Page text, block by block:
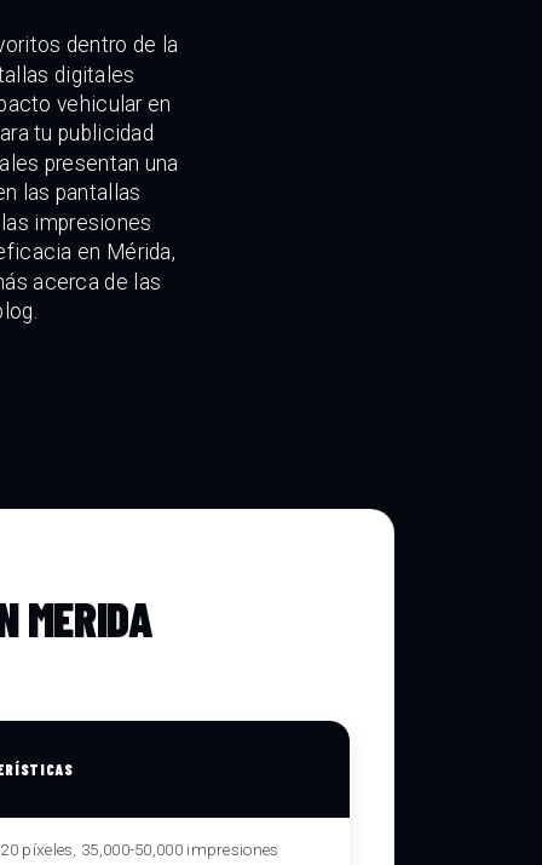
dentro de la
digitales
vehicular en
tu publicidad
presentan una
las pantallas
impresiones
en Mérida,
acerca de las
MERIDA
píxeles, 35,000-50,000 impresiones